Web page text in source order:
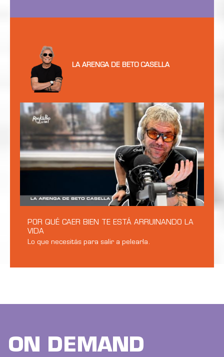
LA ARENGA DE BETO CASELLA
POR QUÉ CAER BIEN TE ESTÁ ARRUINANDO LA
VIDA
Lo que necesitás para salir a pelearla.
ON DEMAND